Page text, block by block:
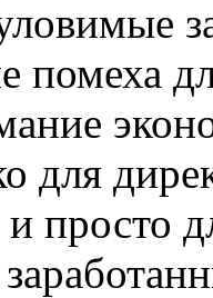
помеха
для
просто